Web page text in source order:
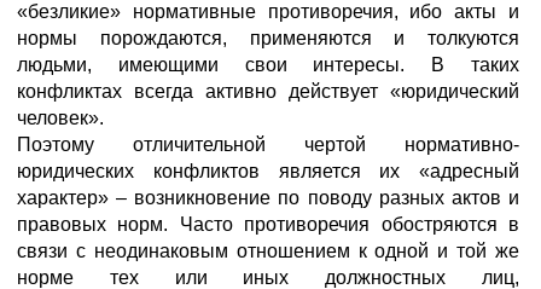
«безликие» нормативные противоречия, ибо акты и
нормы порождаются, применяются и толкуются
людьми, имеющими свои интересы. В таких
конфликтах всегда активно действует «юридический
человек».
Поэтому отличительной чертой нормативно-
юридических конфликтов является их «адресный
характер» – возникновение по поводу разных актов и
правовых норм. Часто противоречия обостряются в
связи с неодинаковым отношением к одной и той же
норме тех или иных должностных лиц,